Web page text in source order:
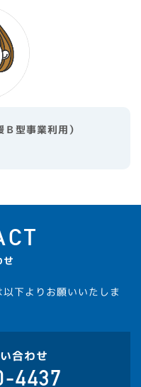
型事業利用）
せ
下よりお願いいたしま
合わせ
4437